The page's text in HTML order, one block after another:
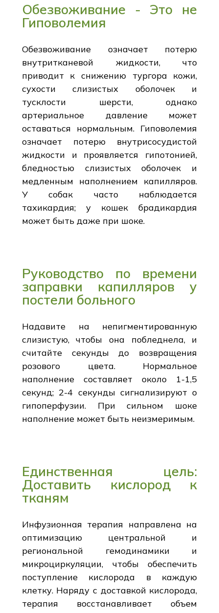
Обезвоживание - Это не
Гиповолемия
Обезвоживание означает потерю
внутритканевой жидкости, что
приводит к снижению тургора кожи,
сухости слизистых оболочек и
тусклости шерсти, однако
артериальное давление может
оставаться нормальным. Гиповолемия
означает потерю внутрисосудистой
жидкости и проявляется гипотонией,
бледностью слизистых оболочек и
медленным наполнением капилляров.
У собак часто наблюдается
тахикардия; у кошек брадикардия
может быть даже при шоке.
Руководство по времени
заправки капилляров у
постели больного
Надавите на непигментированную
слизистую, чтобы она побледнела, и
считайте секунды до возвращения
розового цвета. Нормальное
наполнение составляет около 1-1,5
секунд; 2-4 секунды сигнализируют о
гипоперфузии. При сильном шоке
наполнение может быть неизмеримым.
Единственная цель:
Доставить кислород к
тканям
Инфузионная терапия направлена на
оптимизацию центральной и
региональной гемодинамики и
микроциркуляции, чтобы обеспечить
поступление кислорода в каждую
клетку. Наряду с доставкой кислорода,
терапия восстанавливает объем